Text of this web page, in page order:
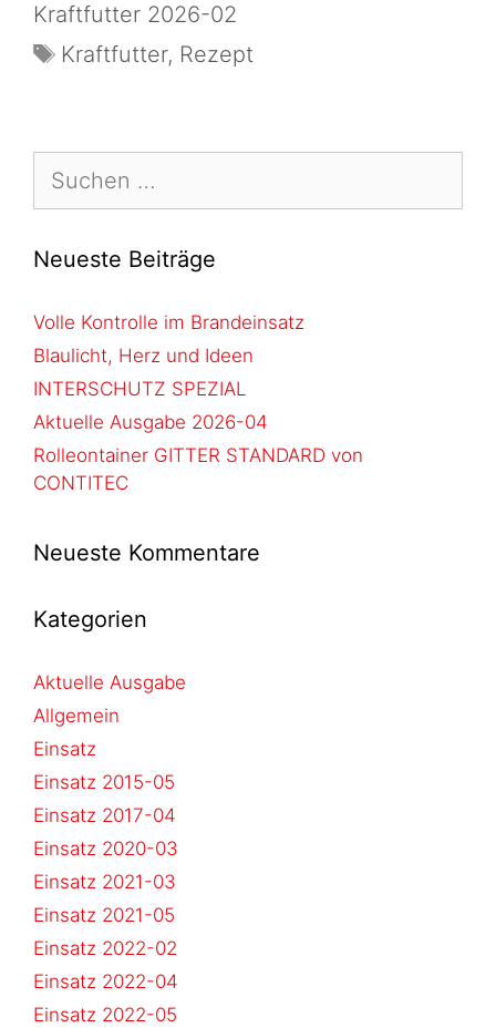
Kraftfutter 2026-02
Kraftfutter, Rezept
Neueste Beiträge
Volle Kontrolle im Brandeinsatz
Blaulicht, Herz und Ideen
INTERSCHUTZ SPEZIAL
Aktuelle Ausgabe 2026-04
Rolleontainer GITTER STANDARD von
CONTITEC
Neueste Kommentare
Kategorien
Aktuelle Ausgabe
Allgemein
Einsatz
Einsatz 2015-05
Einsatz 2017-04
Einsatz 2020-03
Einsatz 2021-03
Einsatz 2021-05
Einsatz 2022-02
Einsatz 2022-04
Einsatz 2022-05